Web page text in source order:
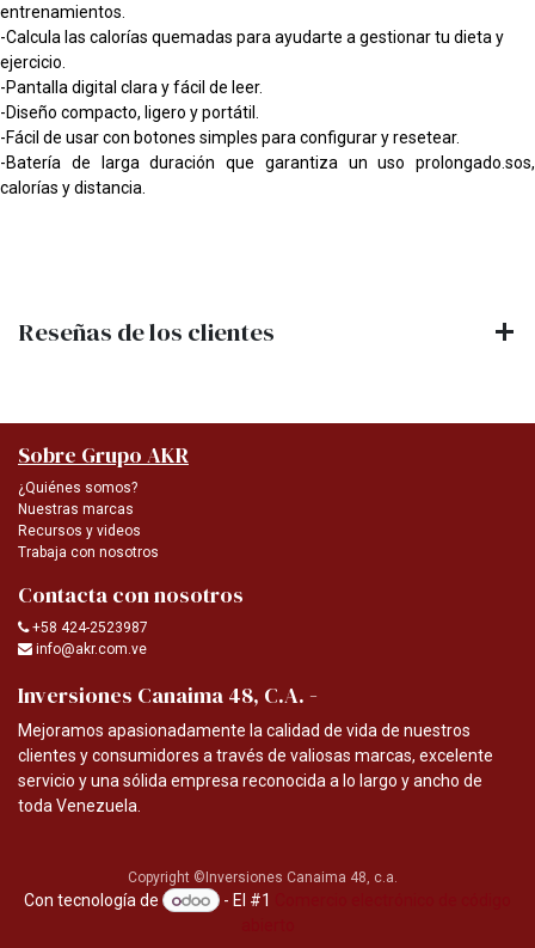
entrenamientos.
-Calcula las calorías quemadas para ayudarte a gestionar tu dieta y
ejercicio.
-Pantalla digital clara y fácil de leer.
-Diseño compacto, ligero y portátil.
-Fácil de usar con botones simples para configurar y resetear.
-Batería de larga duración que garantiza un uso prolongado.sos,
calorías y distancia.
Reseñas de los clientes
Sobre Grupo AKR
¿Quiénes somos?
Nuestras marcas
Recursos y videos
Trabaja con nosotros
Contacta con nosotros
+58 424-2523987
info@akr.com.ve
Inversiones Canaima 48, C.A. -
Mejoramos apasionadamente la calidad de vida de nuestros
clientes y consumidores a través de valiosas marcas, excelente
servicio y una sólida empresa reconocida a lo largo y ancho de
toda Venezuela.
Copyright ©Inversiones Canaima 48, c.a.
Con tecnología de - El #1